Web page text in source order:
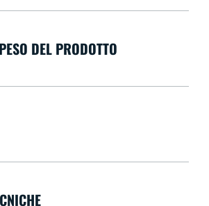
DEL PRODOTTO